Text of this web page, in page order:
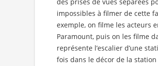
des prises de vues séparées
impossibles à filmer de cette
exemple, on filme les acteurs
Paramount, puis on les filme
représente l’escalier d’une
fois dans le décor de la